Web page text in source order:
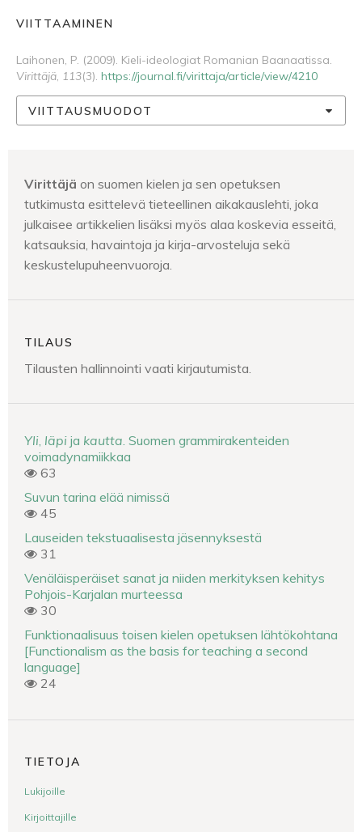
VIITTAAMINEN
Laihonen, P. (2009). Kieli-ideologiat Romanian Baanaatissa.
Virittäjä, 113(3). https://journal.fi/virittaja/article/view/4210
VIITTAUSMUODOT
Virittäjä on suomen kielen ja sen opetuksen
tutkimusta esittelevä tieteellinen aikakauslehti, joka
julkaisee artikkelien lisäksi myös alaa koskevia esseitä,
katsauksia, havaintoja ja kirja-arvosteluja sekä
keskustelupuheenvuoroja.
TILAUS
Tilausten hallinnointi vaati kirjautumista.
Yli läpi ja kautta . Suomen grammirakenteiden
voimadynamiikkaa
63
Suvun tarina elää nimissä
45
Lauseiden tekstuaalisesta jäsennyksestä
31
Venäläisperäiset sanat ja niiden merkityksen kehitys
Pohjois-Karjalan murteessa
30
Funktionaalisuus toisen kielen opetuksen lähtökohtana
[Functionalism as the basis for teaching a second
language]
24
TIETOJA
Lukijoille
Kirjoittajille